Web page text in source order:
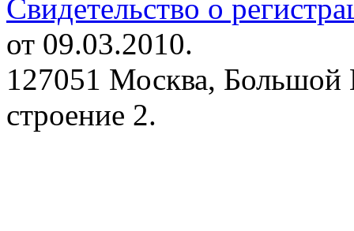
Свидетельство о
от 09.03.2010.
127051 Москва, Большой
строение 2.